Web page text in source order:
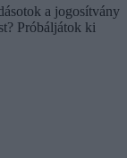
a jogosítvány
Próbáljátok ki